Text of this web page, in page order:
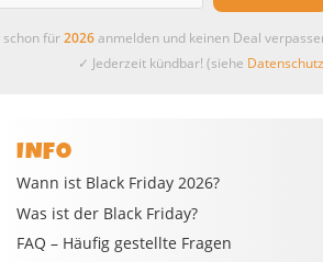
schon für2026anmelden und keinen Deal
✓ Jederzeit kündbar! (siehe Datenschutz
INFO
Wann ist Black Friday 2026?
Was ist der Black Friday?
FAQ – Häufig gestellte Fragen